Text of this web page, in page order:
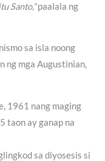
Santo,”paalala ng
sa isla noong
ng mga Augustinian,
1961 nang maging
taon ay ganap na
sa diyosesis si